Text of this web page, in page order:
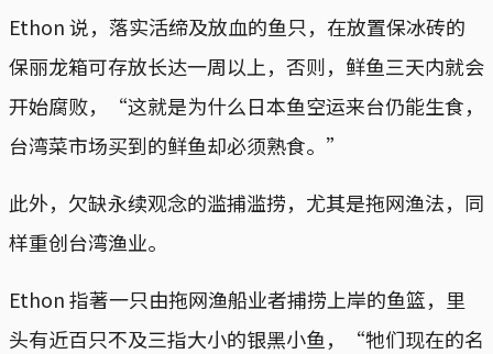
Ethon 说，落实活缔及放血的鱼只，在放置保冰砖的
保丽龙箱可存放长达一周以上，否则，鲜鱼三天内就会
开始腐败，“这就是为什么日本鱼空运来台仍能生食，
台湾菜市场买到的鲜鱼却必须熟食。”
此外，欠缺永续观念的滥捕滥捞，尤其是拖网渔法，同
样重创台湾渔业。
Ethon 指著一只由拖网渔船业者捕捞上岸的鱼篮，里
头有近百只不及三指大小的银黑小鱼，“牠们现在的名